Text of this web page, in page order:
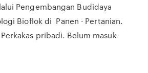
Pengembangan Budidaya
Bioflok di Panen · Pertanian.
pribadi. Belum masuk